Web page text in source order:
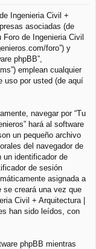
e
Ingenieria Civil +
asociadas (de
Foro de Ingenieria Civil
foro”) y
phpBB”,
emplean cualquier
uso por usted (de aquí
navegar por “Tu
hará al software
un pequeño archivo
del navegador de
un identificador de
de sesión
asignada a
se creará una vez que
Civil + Arquitectura |
han sido leídos, con
phpBB mientras